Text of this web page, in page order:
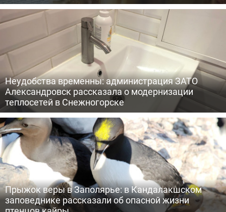
Неудобства временны: администрация ЗАТО
Александровск рассказала о модернизации
теплосетей в Снежногорске
Прыжок веры в Заполярье: в Кандалакшском
заповеднике рассказали об опасной жизни